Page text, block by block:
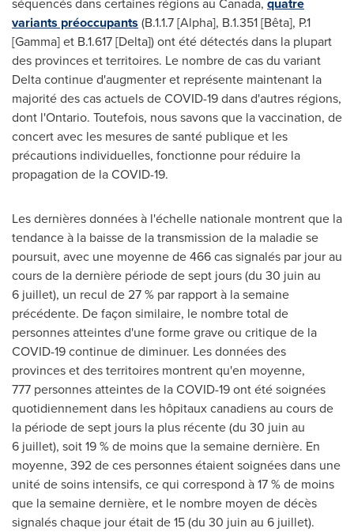
variants préoccupants (B.1.1.7 [Alpha], B.1.351 [Bêta], P.1
[Gamma] et B.1.617 [Delta]) ont été détectés dans la plupart
des provinces et territoires. Le nombre de cas du variant
Delta continue d'augmenter et représente maintenant la
majorité des cas actuels de COVID-19 dans d'autres régions,
dont l'Ontario. Toutefois, nous savons que la vaccination, de
concert avec les mesures de santé publique et les
précautions individuelles, fonctionne pour réduire la
propagation de la COVID-19.
Les dernières données à l'échelle nationale montrent que la
tendance à la baisse de la transmission de la maladie se
poursuit, avec une moyenne de 466 cas signalés par jour au
cours de la dernière période de sept jours (du 30 juin au
6 juillet), un recul de 27 % par rapport à la semaine
précédente. De façon similaire, le nombre total de
personnes atteintes d'une forme grave ou critique de la
COVID-19 continue de diminuer. Les données des
provinces et des territoires montrent qu'en moyenne,
777 personnes atteintes de la COVID-19 ont été soignées
quotidiennement dans les hôpitaux canadiens au cours de
la période de sept jours la plus récente (du 30 juin au
6 juillet), soit 19 % de moins que la semaine dernière. En
moyenne, 392 de ces personnes étaient soignées dans une
unité de soins intensifs, ce qui correspond à 17 % de moins
que la semaine dernière, et le nombre moyen de décès
signalés chaque jour était de 15 (du 30 juin au 6 juillet).